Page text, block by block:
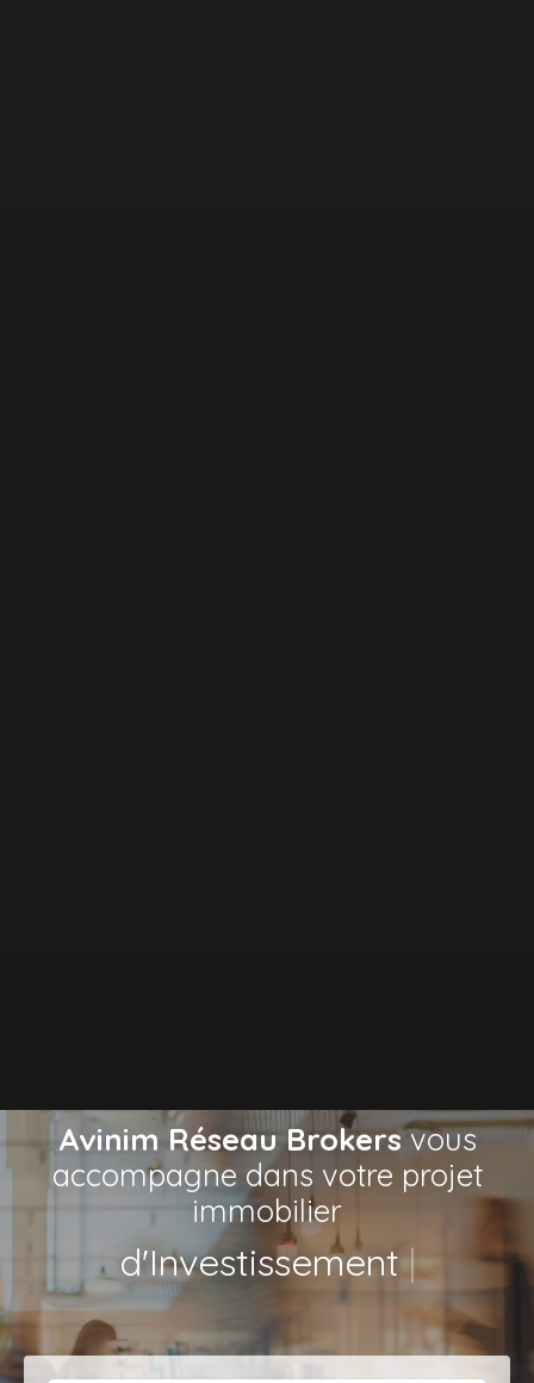
Avinim Réseau Brokersvous
accompagne dans votre projet
immobilier
de Locaux d|